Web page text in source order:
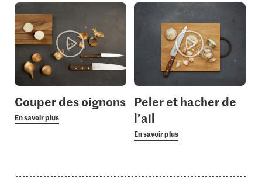
Couper des oignons
En savoir plus
Peler et hacher de
l’ail
En savoir plus